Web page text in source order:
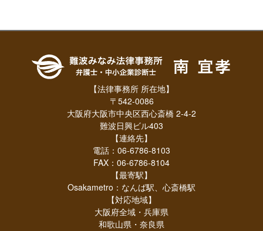
【法律事務所 所在地】
〒542-0086
大阪府大阪市中央区西心斎橋 2-4-2
難波日興ビル403
【連絡先】
電話：06-6786-8103
FAX：06-6786-8104
【最寄駅】
Osakametro：なんば駅、心斎橋駅
【対応地域】
大阪府全域・兵庫県
和歌山県・奈良県